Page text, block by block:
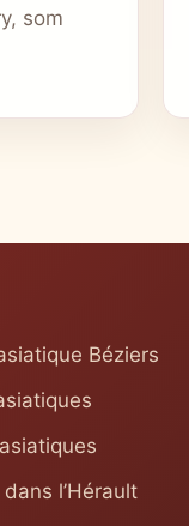
som
Béziers
l’Hérault